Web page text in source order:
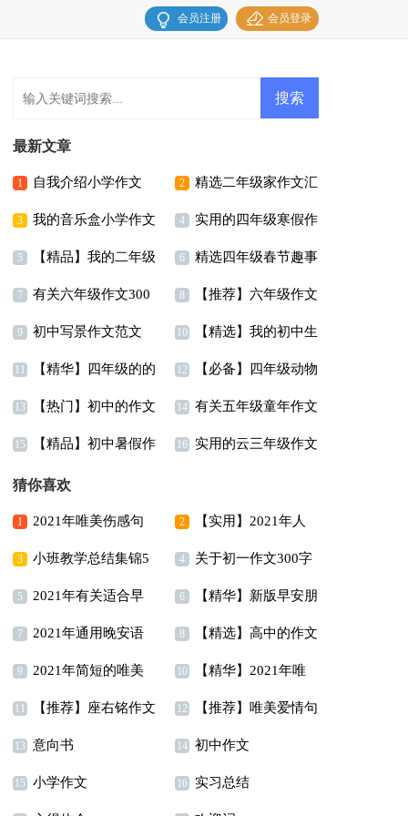
会员登录
会员注册
最新文章
1 自我介绍小学作文
15篇
2 精选二年级家作文汇
编八篇
3 我的音乐盒小学作文 4 实用的四年级寒假作
文四篇
5 【精品】我的二年级
作文300字集合九篇
6 精选四年级春节趣事
作文合集10篇
7 有关六年级作文300
字集锦9篇
8 【推荐】六年级作文
集合7篇
9 初中写景作文范文 10 【精选】我的初中生
活作文汇总六篇
11 【精华】四年级的的
暑假作文四篇
12 【必备】四年级动物
作文汇总五篇
13 【热门】初中的作文
300字合集十篇
14 有关五年级童年作文
合集8篇
15 【精品】初中暑假作
文汇总9篇
16 实用的云三年级作文
猜你喜欢
1 2021年唯美伤感句
子摘录65句
2 【实用】2021年人
生唯美的句子汇编95句
3 小班教学总结集锦5
篇
4 关于初一作文300字
锦集7篇
5 2021年有关适合早
上发的早安心语朋友圈
合集58条
6 【精华】新版早安朋
友圈问候语摘录66句
7 2021年通用晚安语
录朋友圈锦集62句
8 【精选】高中的作文
400字5篇
9 2021年简短的唯美
简短句子汇编49句
10 【精华】2021年唯
美的早安朋友圈问候语
集合45句
11 【推荐】座右铭作文
汇总9篇
12 【推荐】唯美爱情句
子38句
13 意向书 14 初中作文
15 小学作文 16 实习总结